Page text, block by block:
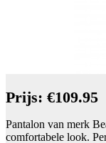
Prijs: €109.95
Pantalon van merk
comfortabele look.